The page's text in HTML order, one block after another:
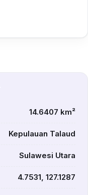
14.6407 km²
Kepulauan Talaud
Sulawesi Utara
4.7531, 127.1287